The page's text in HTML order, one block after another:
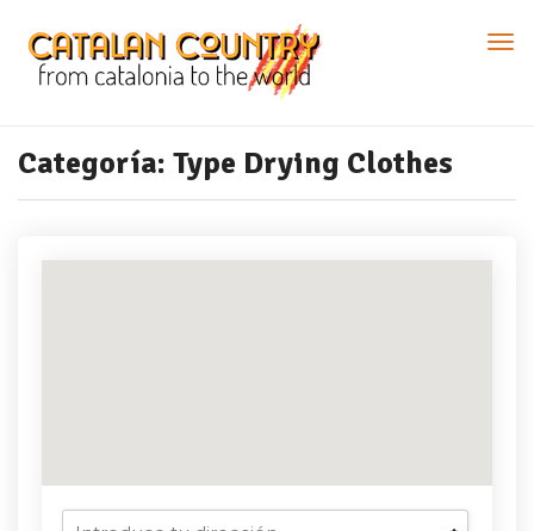
Categoría: Type Drying Clothes